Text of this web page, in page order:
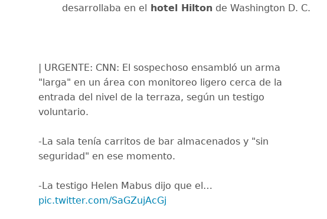
desarrollaba en el hotel Hilton de Washington D. C.
| URGENTE: CNN: El sospechoso ensambló un arma
"larga" en un área con monitoreo ligero cerca de la
entrada del nivel de la terraza, según un testigo
voluntario.
-La sala tenía carritos de bar almacenados y "sin
seguridad" en ese momento.
-La testigo Helen Mabus dijo que el…
pic.twitter.com/SaGZujAcGj